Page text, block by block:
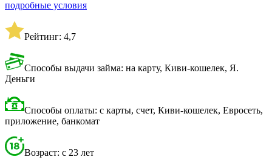
подробные условия
Рейтинг: 4,7
Способы выдачи займа: на карту, Киви-кошелек, Я.
Деньги
Способы оплаты: с карты, счет, Киви-кошелек, Евросеть,
приложение, банкомат
Возраст: с 23 лет